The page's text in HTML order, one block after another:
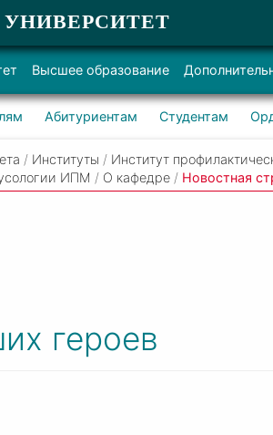
Высшее образование
Абитуриентам Студентам
/ Институты / Институт
ИПМ / О кафедре / Новостная
героев